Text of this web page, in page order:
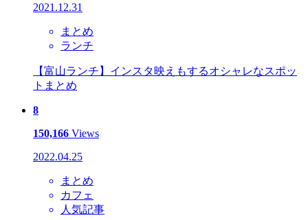
2021.12.31
まとめ
ランチ
【富山ランチ】インスタ映えもするオシャレなスポッ
トまとめ
8
150,166 Views
2022.04.25
まとめ
カフェ
人気記事